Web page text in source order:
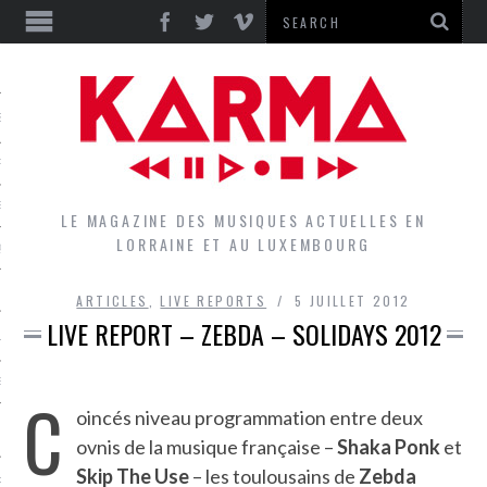
GROUPES DU LOCAL
LE LOCAL DU MAGAZINE
LE MAGAZINE DES MUSIQUES ACTUELLES EN
LORRAINE ET AU LUXEMBOURG
ARTICLES ,LIVE REPORTS 5 JUILLET 2012
LIVE REPORT – ZEBDA – SOLIDAYS 2012
C
oincés niveau programmation entre deux
ovnis de la musique française –Shaka Ponket
Skip The Use– les toulousains de Zebda